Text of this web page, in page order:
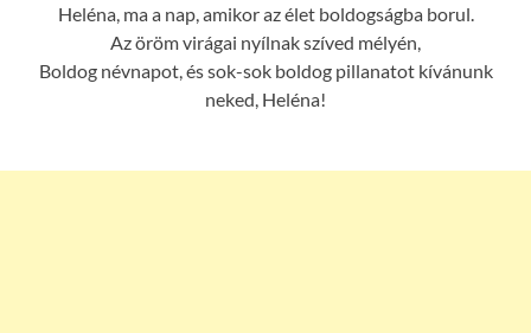
Heléna, ma a nap, amikor az élet boldogságba borul.
Az öröm virágai nyílnak szíved mélyén,
Boldog névnapot, és sok-sok boldog pillanatot kívánunk
neked, Heléna!